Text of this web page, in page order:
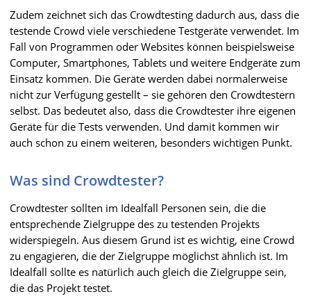
Zudem zeichnet sich das Crowdtesting dadurch aus, dass die
testende Crowd viele verschiedene Testgeräte verwendet. Im
Fall von Programmen oder Websites können beispielsweise
Computer, Smartphones, Tablets und weitere Endgeräte zum
Einsatz kommen. Die Geräte werden dabei normalerweise
nicht zur Verfügung gestellt – sie gehören den Crowdtestern
selbst. Das bedeutet also, dass die Crowdtester ihre eigenen
Geräte für die Tests verwenden. Und damit kommen wir
auch schon zu einem weiteren, besonders wichtigen Punkt.
Was sind Crowdtester?
Crowdtester sollten im Idealfall Personen sein, die die
entsprechende Zielgruppe des zu testenden Projekts
widerspiegeln. Aus diesem Grund ist es wichtig, eine Crowd
zu engagieren, die der Zielgruppe möglichst ähnlich ist. Im
Idealfall sollte es natürlich auch gleich die Zielgruppe sein,
die das Projekt testet.